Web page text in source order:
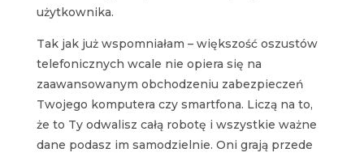
użytkownika.
Tak jak już wspomniałam – większość oszustów
telefonicznych wcale nie opiera się na
zaawansowanym obchodzeniu zabezpieczeń
Twojego komputera czy smartfona. Liczą na to,
że to Ty odwalisz całą robotę i wszystkie ważne
dane podasz im samodzielnie. Oni grają przede